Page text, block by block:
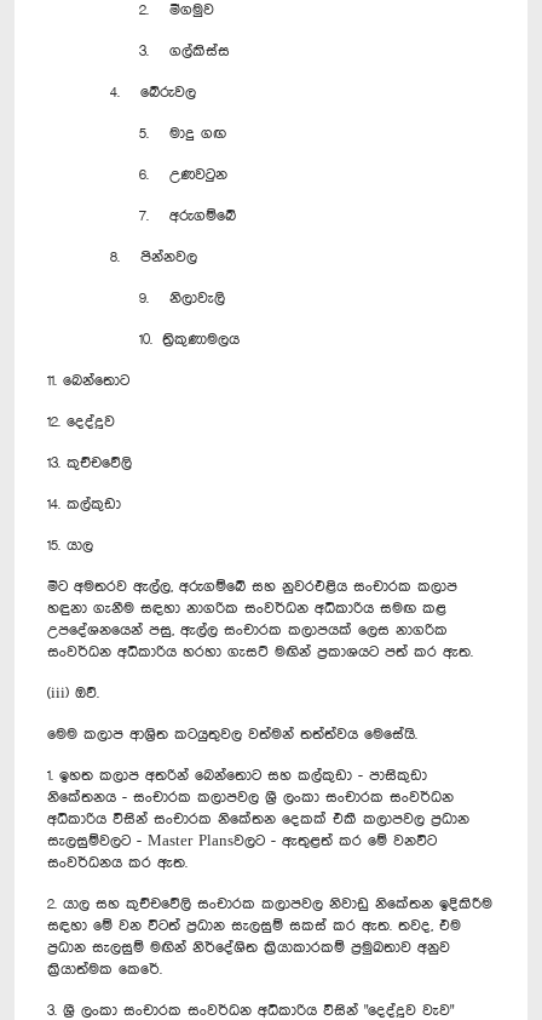
2. මීගමුව
3. ගල්කිස්ස
4. බේරුවල
5. මාදු ගඟ
6. උණවටුන
7. අරුගම්බේ
8. පින්නවල
9. නිලාවැලි
10. ත්‍රිකුණාමලය
11. බෙන්තොට
12. දෙද්දූව
13. කුච්චවේලි
14. කල්කුඩා
15. යාල
මීට අමතරව ඇල්ල, අරුගම්බේ සහ නුවරඑළිය සංචාරක කලාප
හඳුනා ගැනීම සඳහා නාගරික සංවර්ධන අධිකාරිය සමඟ කළ
උපදේශනයෙන් පසු, ඇල්ල සංචාරක කලාපයක් ලෙස නාගරික
සංවර්ධන අධිකාරිය හරහා ගැසට් මඟින් ප්‍රකාශයට පත් කර ඇත.
(iii) ඔව්.
මෙම කලාප ආශ්‍රිත කටයුතුවල වත්මන් තත්ත්වය මෙසේයි.
1. ඉහත කලාප අතරින් බෙන්තොට සහ කල්කුඩා - පාසිකුඩා
නිකේතනය - සංචාරක කලාපවල ශ්‍රී ලංකා සංචාරක සංවර්ධන
අධිකාරිය විසින් සංචාරක නිකේතන දෙකක් එකී කලාපවල ප්‍රධාන
සැලසුම්වලට - Master Plansවලට - ඇතුළත් කර මේ වනවිට
සංවර්ධනය කර ඇත.
2. යාල සහ කුච්චවේලි සංචාරක කලාපවල නිවාඩු නිකේතන ඉදිකිරීම
සඳහා මේ වන විටත් ප්‍රධාන සැලසුම් සකස් කර ඇත. තවද, එම
ප්‍රධාන සැලසුම් මඟින් නිර්දේශිත ක්‍රියාකාරකම් ප්‍රමුඛතාව අනුව
ක්‍රියාත්මක කෙරේ.
3. ශ්‍රී ලංකා සංචාරක සංවර්ධන අධිකාරිය විසින් "දෙද්දූව වැව"